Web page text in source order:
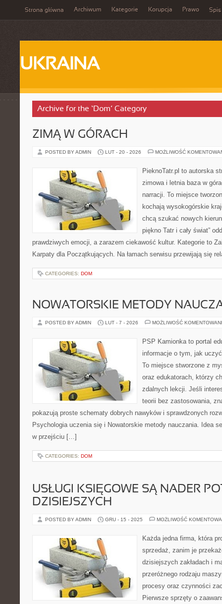
Strona główna Archiwum Kategorie Korupcja Prawo Spis
UKRAINA
Archive for the ‘Dom’ Category
ZIMĄ W GÓRACH
POSTED BY ADMIN LUT - 20 - 2026 MOŻLIWOŚĆ
PieknoTatr.pl to autorska
zimowa i letnia baza w
narracji. To miejsce
kochają wysokogórskie
chcą szukać nowych
piękno Tatr i cały świat”
prawdziwych emocji, a zarazem ciekawość kultur. Kategorie to
Karpaty dla Początkujących. Na łamach serwisu przewijają się
CATEGORIES: DOM
NOWATORSKIE METODY
POSTED BY ADMIN LUT - 7 - 2026 MOŻLIWOŚĆ
PSP Kamionka to portal
informacje o tym, jak
To miejsce stworzone z
oraz edukatorach, którzy
zdalnych lekcji. Jeśli
teorii bez zastosowania,
pokazują proste schematy dobrych nawyków i sprawdzonych
Psychologia uczenia się i Nowatorskie metody nauczania. Idea
w przejściu […]
CATEGORIES: DOM
USŁUGI KSIĘGOWE SĄ NADER
DZISIEJSZYCH
POSTED BY ADMIN GRU - 15 - 2025 MOŻLIWOŚĆ
Każda jedna firma, która
sprzedaż, zanim je
dzisiejszych zakładach i
przeróżnego rodzaju
procesy oraz czynności
Pierwsze sprzęty o